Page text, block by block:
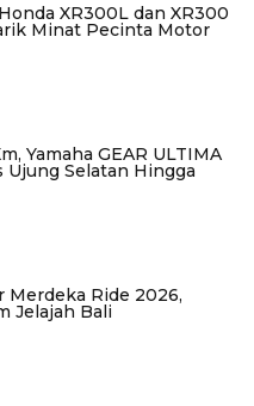
XR300L dan XR300
Minat Pecinta Motor
Yamaha GEAR ULTIMA
Ujung Selatan Hingga
Merdeka Ride 2026,
Jelajah Bali